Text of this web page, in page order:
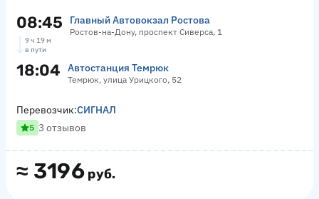
08:45 Главный Автовокзал Ростова
Ростов-на-Дону, проспект Сиверса, 1
9 ч 19 м
в пути
18:04 Автостанция Темрюк
Темрюк, улица Урицкого, 52
≈ 3196 руб.
Перевозчик:СИГНАЛ
5 3 отзывов